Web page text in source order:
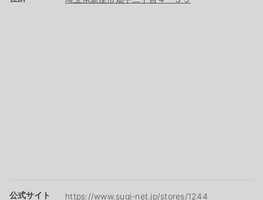
公式サイト https://www.sugi-net.jp/stores/1244